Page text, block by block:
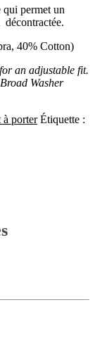
qui permet un
décontractée.
40% Cotton)
an adjustable fit.
Washer
à porter Étiquette :